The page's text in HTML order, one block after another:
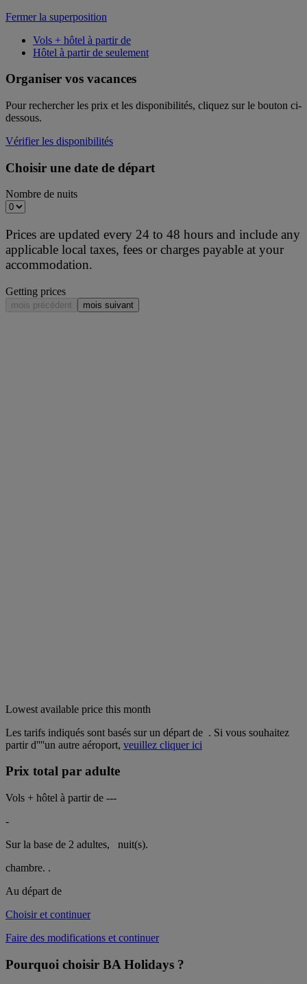
Fermer la superposition
Vols + hôtel à partir de
Hôtel à partir de seulement
Organiser vos vacances
Pour rechercher les prix et les disponibilités, cliquez sur le bouton ci-
dessous.
Vérifier les disponibilités
Choisir une date de départ
Nombre de nuits
Prices are updated every 24 to 48 hours and include any
applicable local taxes, fees or charges payable at your
accommodation.
Getting prices
mois précédent mois suivant
Lowest available price this month
Les tarifs indiqués sont basés sur un départ de . Si vous souhaitez
partir d''''un autre aéroport, veuillez cliquer ici
Prix total par adulte
Vols + hôtel à partir de ---
-
Sur la base de 2 adultes,
nuit(s).
chambre. .
Au départ de
Choisir et continuer
Faire des modifications et continuer
Pourquoi choisir BA Holidays ?